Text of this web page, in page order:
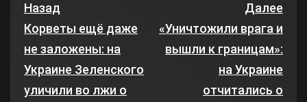
Назад
Корветы ещё даже
не заложены: на
Украине Зеленского
уличили во лжи о
Далее
«Уничтожили врага и
вышли к границам»:
на Украине
отчитались о